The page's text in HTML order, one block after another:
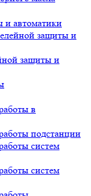
и автоматики
защиты и
защиты и
в
подстанции
систем
систем